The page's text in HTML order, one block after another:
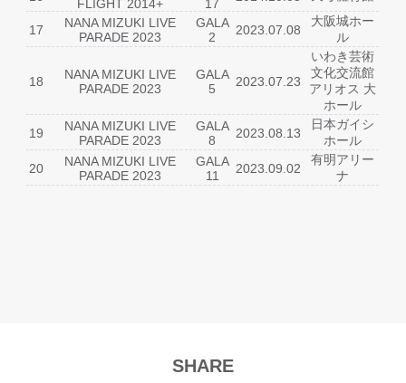
FLIGHT 2014+
17
17
NANA MIZUKI LIVE
PARADE 2023
GALA
2
2023.07.08
大阪城ホー
ル
18
NANA MIZUKI LIVE
PARADE 2023
GALA
5
2023.07.23
いわき芸術
文化交流館
アリオス 大
ホール
19
NANA MIZUKI LIVE
PARADE 2023
GALA
8
2023.08.13
日本ガイシ
ホール
20
NANA MIZUKI LIVE
PARADE 2023
GALA
11
2023.09.02
有明アリー
ナ
SHARE